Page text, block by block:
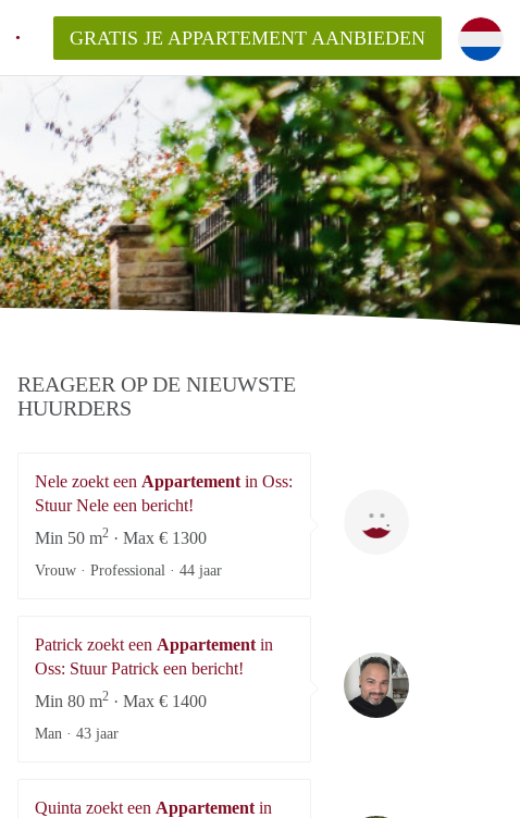
GRATIS JE APPARTEMENT AANBIEDEN
REAGEER OP DE NIEUWSTE
HUURDERS
Nele zoekt een Appartement in Oss:
Stuur Nele een bericht!
Min 50 m2 · Max € 1300
Vrouw · Professional · 44 jaar
Patrick zoekt een Appartement in
Oss: Stuur Patrick een bericht!
Min 80 m2 · Max € 1400
Man · 43 jaar
Quinta zoekt een Appartement in